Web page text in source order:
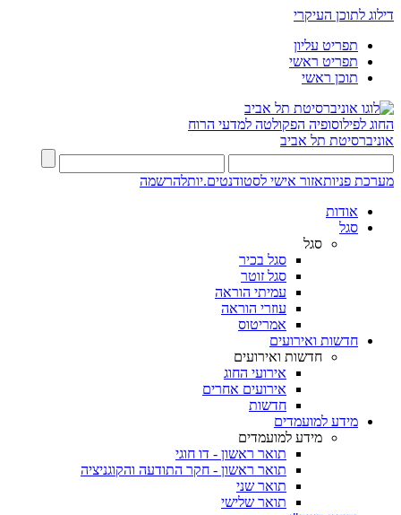
דילוג לתוכן העיקרי
תפריט עליון
תפריט ראשי
תוכן ראשי
החוג לפילוסופיה הפקולטה למדעי הרוח
אוניברסיטת תל אביב
מערכת פניותאזור אישי לסטודנטים.יותלהרשמה
אודות
סגל
סגל
סגל בכיר
סגל זוטר
עמיתי הוראה
עוזרי הוראה
אמריטוס
חדשות ואירועים
חדשות ואירועים
אירועי החוג
אירועים אחרים
חדשות
מידע למועמדים
מידע למועמדים
תואר ראשון - דו חוגי
תואר ראשון - חקר התודעה והקוגניציה
תואר שני
תואר שלישי